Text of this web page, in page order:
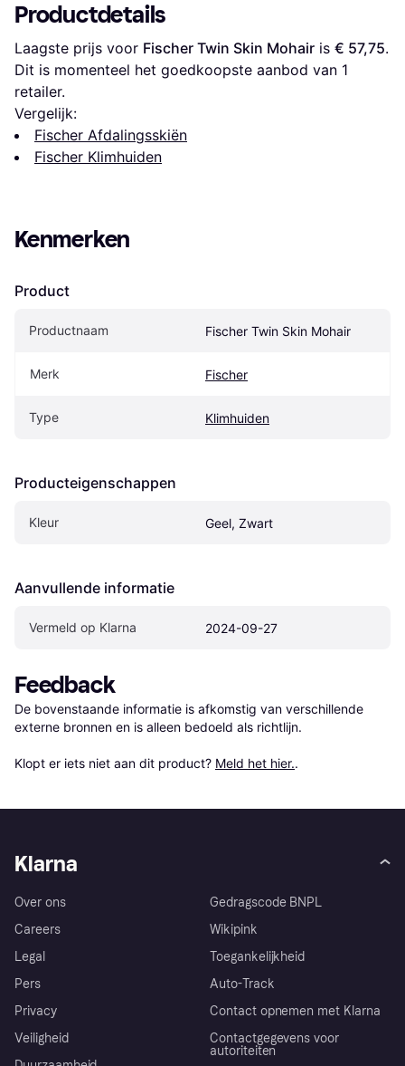
Productdetails
Laagste prijs voor Fischer Twin Skin Mohair is € 57,75.
Dit is momenteel het goedkoopste aanbod van 1
retailer.
Vergelijk:
Fischer Afdalingsskiën
Fischer Klimhuiden
Kenmerken
Product
Productnaam Fischer Twin Skin Mohair
Merk Fischer
Type Klimhuiden
Producteigenschappen
Kleur Geel, Zwart
Aanvullende informatie
Vermeld op Klarna 2024-09-27
Feedback
De bovenstaande informatie is afkomstig van verschillende
externe bronnen en is alleen bedoeld als richtlijn.
Klopt er iets niet aan dit product? Meld het hier..
Klarna
Over ons
Careers
Legal
Pers
Privacy
Veiligheid
Gedragscode BNPL
Wikipink
Toegankelijkheid
Auto-Track
Contact opnemen met Klarna
Contactgegevens voor
autoriteiten